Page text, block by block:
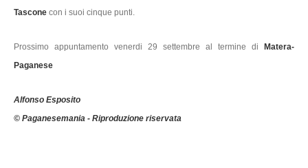
Tascone con i suoi cinque punti.
Prossimo appuntamento venerdi 29 settembre al termine di
Matera-
Paganese
Alfonso Esposito
© Paganesemania - Riproduzione riservata